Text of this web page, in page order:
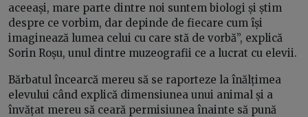
aceeași, mare parte dintre noi suntem biologi și știm
despre ce vorbim, dar depinde de fiecare cum își
imaginează lumea celui cu care stă de vorbă”, explică
Sorin Roșu, unul dintre muzeografii ce a lucrat cu elevii.
Bărbatul încearcă mereu să se raporteze la înălțimea
elevului când explică dimensiunea unui animal și a
învățat mereu să ceară permisiunea înainte să pună